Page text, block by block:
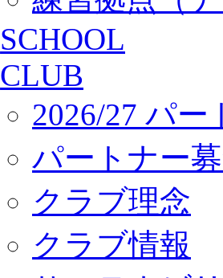
SCHOOL
CLUB
2026/27 パ
パートナー
クラブ理念
クラブ情報